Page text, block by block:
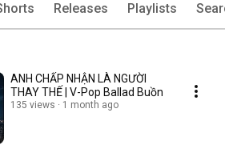
Releases Playlists
ANH CHẤP NHẬN LÀ NGƯỜI
THAY THẾ | V-Pop Ballad Buồn
135 views 1 month ago